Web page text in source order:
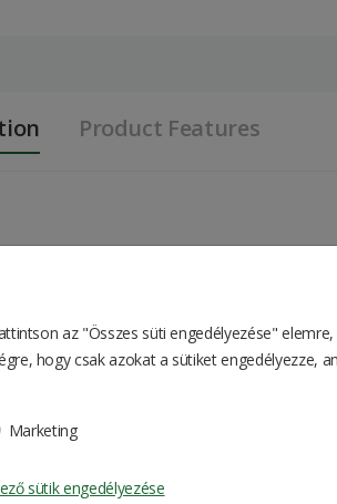
Product Features
az "Összes süti engedélyezése"
hogy csak azokat a sütiket engedélyezze,
Marketing
sütik engedélyezése